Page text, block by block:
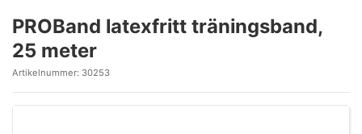
PROBand latexfritt träningsband,
25 meter
Artikelnummer: 30253